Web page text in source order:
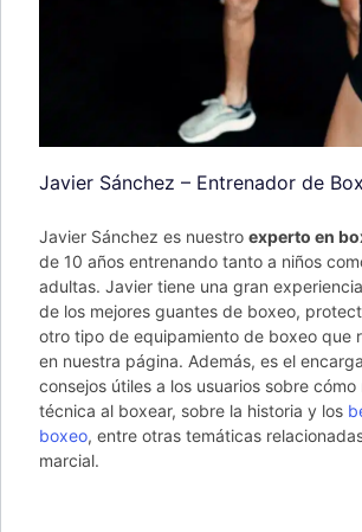
Javier Sánchez – Entrenador de
Javier Sánchez es nuestro experto en
de 10 años entrenando tanto a niños
adultas. Javier tiene una gran
de los mejores guantes de boxeo,
otro tipo de equipamiento de boxeo que
en nuestra página. Además, es el
consejos útiles a los usuarios sobre cómo
técnica al boxear, sobre la historia y los
boxeo, entre otras temáticas
marcial.